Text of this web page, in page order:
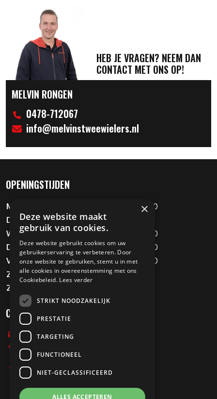
HEB JE VRAGEN? NEEM DAN
CONTACT MET ONS OP!
MELVIN RONGEN
0478-712067
info@melvinstweewielers.nl
OPENINGSTIJDEN
Maandag
09:00 - 12:00 / 13:00 - 18:00
Dinsdag
Gesloten
Woensdag
09:00 - 12:00 / 13:00 - 18:00
Donderdag
09:00 - 12:00 / 13:00 - 18:00
Vrijdag
09:00 - 12:00 / 13:00 - 18:00
Zaterdag
09:00 - 16:00
Zondag
CONTACT
info@melvinstweewielers.nl
0478-712067
Stationsweg 197
5807 AB Oostrum
×
Deze website maakt
gebruik van cookies.
Deze website gebruikt cookies om uw
gebruikerservaring te verbeteren. Door
onze website te gebruiken, stemt u in met
alle cookies in overeenstemming met ons
Cookiebeleid. Lees verder
STRIKT NOODZAKELIJK
PRESTATIE
TARGETING
FUNCTIONEEL
NIET-GECLASSIFICEERD
ALLES ACCEPTEREN